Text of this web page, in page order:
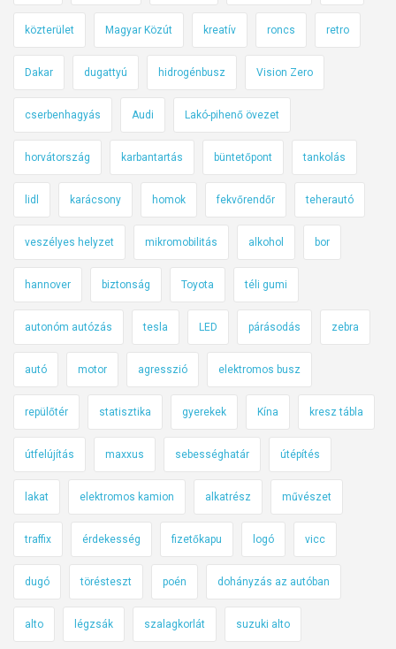
közterület Magyar Közút kreatív roncs retro
Dakar dugattyú hidrogénbusz Vision Zero
cserbenhagyás Audi Lakó-pihenő övezet
horvátország karbantartás büntetőpont tankolás
lidl karácsony homok fekvőrendőr teherautó
veszélyes helyzet mikromobilitás alkohol bor
hannover biztonság Toyota téli gumi
autonóm autózás tesla LED párásodás zebra
autó motor agresszió elektromos busz
repülőtér statisztika gyerekek Kína kresz tábla
útfelújítás maxxus sebességhatár útépítés
lakat elektromos kamion alkatrész művészet
traffix érdekesség fizetőkapu logó vicc
dugó törésteszt poén dohányzás az autóban
alto légzsák szalagkorlát suzuki alto